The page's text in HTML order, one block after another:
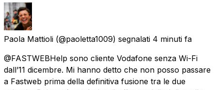
Paola Mattioli (@paoletta1009) segnalati 4 minuti fa
@FASTWEBHelp sono cliente Vodafone senza Wi-Fi
dall’11 dicembre. Mi hanno detto che non posso passare
a Fastweb prima della definitiva fusione tra le due